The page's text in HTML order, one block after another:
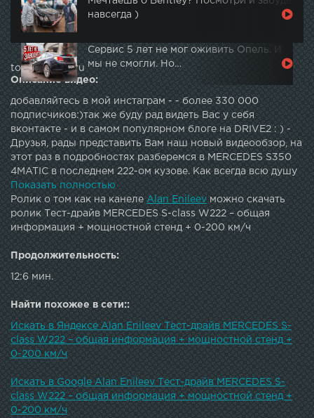
навсегда )
Сервис 5 лет не мог оживить Опель. И
мы не смогли. Но…
topautotube.ru
Описание видео:
добавляйтесь в мой инстаграм - - более 330 000
подписчиков:)так же буду рад видеть Вас у себя
вконтакте - и в самом популярном блоге на DRIVE2 : ) -
Друзья, рады представить Вам наш новый видеообзор, на
этот раз в подробностях разберемся в MERCEDES S350
4MATIC в последнем 222-ом кузове. Как всегда всю душу
вложили, делали целую неделю, надеюсь Вам
понравится!)По традиции кроме общей информации
обязательно проверим соответствие заявленных
производителем данных на мощностном стенде, а так же
посмотрим какая динамика у этого кита с нуля до 200
км/ч : )Далее на очереди обзоры нового MINI COOPER S,
а так же тюнинг-путь нашего 700-сильного NISSAN GT-R,
а если не видели предыдущий тест-драйв SUBARU WRX
STi, то вот он - : )С уважением, Алан Енилеев.п.с. минусов
почти не нашел, наверное это логично, ведь стоимость
тестового автомобиля более восьми миллионов рублей,
за эти деньги минусов и быть не может!)п.с. буду рад
видеть Вас у себя в и : )п.с. а вот стограм и контакт
moviemaker'а Саши Пелевина - & : )
Показать полностью
Ролик о том как на канелеAlan Enileevможно скачать
ролик Тест-драйв MERCEDES S-class W222 – общая
информация + мощностной стенд + 0-200 км/ч
Продолжительность:
12:6 мин.
Найти похожее в сети::
Искать в Яндексе Alan Enileev Тест-драйв MERCEDES S-
class W222 – общая информация + мощностной стенд +
0-200 км/ч
Искать в Google Alan Enileev Тест-драйв MERCEDES S-
class W222 – общая информация + мощностной стенд +
0-200 км/ч